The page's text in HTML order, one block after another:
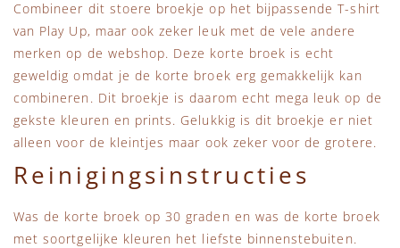
Combineer dit stoere broekje op het bijpassende T-shirt
van Play Up, maar ook zeker leuk met de vele andere
merken op de webshop. Deze korte broek is echt
geweldig omdat je de korte broek erg gemakkelijk kan
combineren. Dit broekje is daarom echt mega leuk op de
gekste kleuren en prints. Gelukkig is dit broekje er niet
alleen voor de kleintjes maar ook zeker voor de grotere.
Reinigingsinstructies
Was de korte broek op 30 graden en was de korte broek
met soortgelijke kleuren het liefste binnenstebuiten.